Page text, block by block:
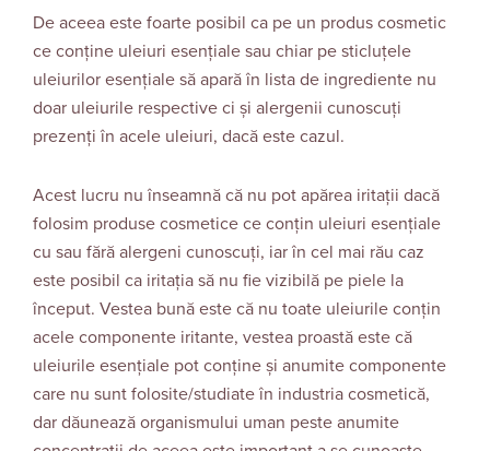
De aceea este foarte posibil ca pe un produs cosmetic
ce conține uleiuri esențiale sau chiar pe sticluțele
uleiurilor esențiale să apară în lista de ingrediente nu
doar uleiurile respective ci și alergenii cunoscuți
prezenți în acele uleiuri, dacă este cazul.
Acest lucru nu înseamnă că nu pot apărea iritaţii dacă
folosim produse cosmetice ce conţin uleiuri esenţiale
cu sau fără alergeni cunoscuţi, iar în cel mai rău caz
este posibil ca iritația să nu fie vizibilă pe piele la
început. Vestea bună este că nu toate uleiurile conţin
acele componente iritante, vestea proastă este că
uleiurile esenţiale pot conţine și anumite componente
care nu sunt folosite/studiate în industria cosmetică,
dar dăunează organismului uman peste anumite